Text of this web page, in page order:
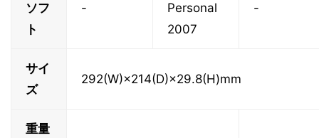
ソフ
ト
-
Personal
2007
-
サイ
ズ
292(W)×214(D)×29.8(H)mm
重量